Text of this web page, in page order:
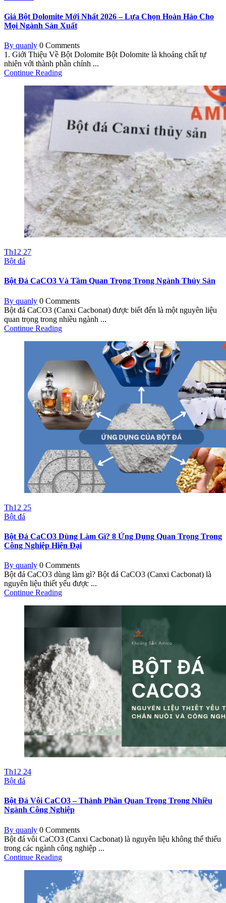
Giá Bột Dolomite Mới Nhất 2026 – Lựa Chọn Hoàn Hảo Cho
Mọi Ngành Sản Xuất
By quanly 0 Comments
1. Giới Thiệu Về Bột Dolomite Bột Dolomite là khoáng chất tự
nhiên với thành phần chính ...
Continue Reading
Th12 27
Bột đá
Bột Đá CaCO3 Và Tầm Quan Trọng Trong Ngành Thủy Sản
By quanly 0 Comments
Bột đá CaCO3 (Canxi Cacbonat) được biết đến là một nguyên liệu
quan trọng trong nhiều ngành ...
Continue Reading
Th12 25
Bột đá
Bột Đá CaCO3 Dùng Làm Gì? 8 Ứng Dụng Quan Trọng Trong
Công Nghiệp Hiện Đại
By quanly 0 Comments
Bột đá CaCO3 dùng làm gì? Bột đá CaCO3 (Canxi Cacbonat) là
nguyên liệu thiết yếu được ...
Continue Reading
Th12 24
Bột đá
Bột Đá Vôi CaCO3 – Thành Phần Quan Trọng Trong Nhiều
Ngành Công Nghiệp
By quanly 0 Comments
Bột đá vôi CaCO3 (Canxi Cacbonat) là nguyên liệu không thể thiếu
trong các ngành công nghiệp ...
Continue Reading